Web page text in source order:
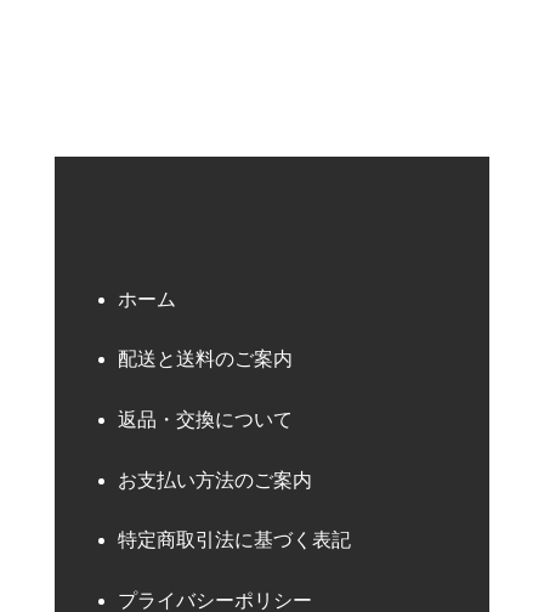
ホーム
配送と送料のご案内
返品・交換について
お支払い方法のご案内
特定商取引法に基づく表記
プライバシーポリシー